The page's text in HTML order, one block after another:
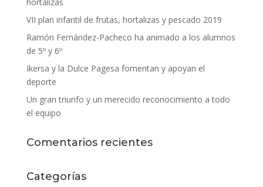
VII plan infantil de frutas, hortalizas y pescado 2019
Ramón Fernández-Pacheco ha animado a los alumnos
de 5º y 6º
Ikersa y la Dulce Pagesa fomentan y apoyan el
deporte
Un gran triunfo y un merecido reconocimiento a todo
el equipo
Comentarios recientes
Categorías